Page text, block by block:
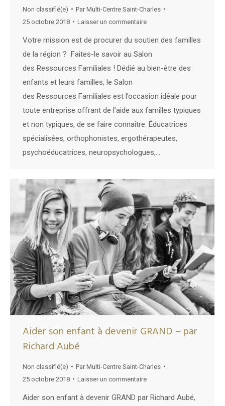
Non classifié(e) ParMulti-Centre Saint-Charles
25 octobre 2018
Laisser un commentaire
Votre mission est de procurer du soutien des familles
de la région ? Faites-le savoir au Salon
des Ressources Familiales ! Dédié au bien-être des
enfants et leurs familles, le Salon
des Ressources Familiales est l’occasion idéale pour
toute entreprise offrant de l’aide aux familles typiques
et non typiques, de se faire connaître. Éducatrices
spécialisées, orthophonistes, ergothérapeutes,
psychoéducatrices, neuropsychologues,…
Aider son enfant à devenir GRAND – par
Richard Aubé
Non classifié(e) ParMulti-Centre Saint-Charles
25 octobre 2018
Laisser un commentaire
Aider son enfant à devenir GRAND par Richard Aubé,